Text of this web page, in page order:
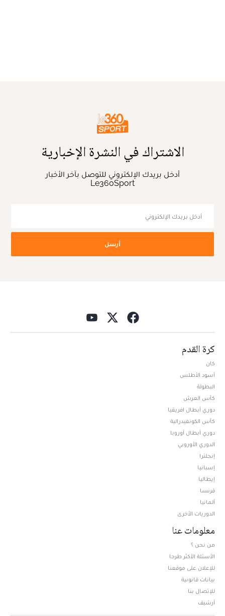
الاشتراك في النشرة الإخبارية
أدخل بريدك الإلكتروني للتوصل بآخر الأخبار
Le360Sport
أرسل
كرة القدم
كان
أسود الأطلس
البطولة
كأس العرش
دوري أبطال افريقيا
كأس الكونفيدرالية
دوري أبطال أوروبا
الدوري الأوروبي
إنجلترا
إسبانيا
إيطاليا
فرنسا
ألمانيا
الدوريات الأخرى
معلومات عنا
من نحن ؟
الأسئلة الأكثر طرحا
للإعلان على موقعنا
بيانات قانونية
للإتصال بنا
أرشيف